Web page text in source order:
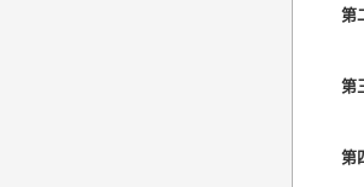
第
第
第